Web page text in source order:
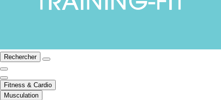
Rechercher
Fitness & Cardio
Musculation